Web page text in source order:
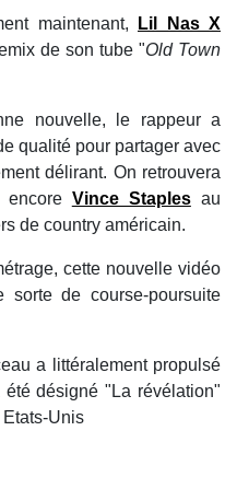
maintenant,
Lil Nas X
de son tube "Old Town
nouvelle, le rappeur a
qualité pour partager avec
délirant. On retrouvera
encore Vince Staplesau
de country américain.
cette nouvelle vidéo
de course-poursuite
a littéralement propulsé
été désigné "La révélation"
Etats-Unis